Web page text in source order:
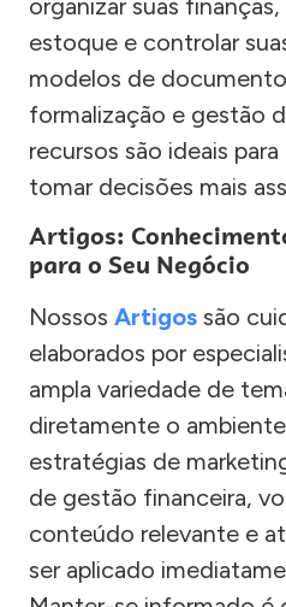
organizar suas
estoque e controlar
modelos de
formalização e gestão
recursos são ideais
tomar decisões mais
Artigos:
para o Seu Negócio
Nossos Artigos são
elaborados por
ampla variedade de
diretamente o
estratégias de
de gestão financeira,
conteúdo relevante e
ser aplicado